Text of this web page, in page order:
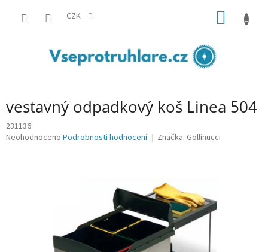
CZK
vestavný odpadkový koš Linea 504
231136
Průměrné
Neohodnoceno Podrobnosti hodnocení Značka: Gollinucci